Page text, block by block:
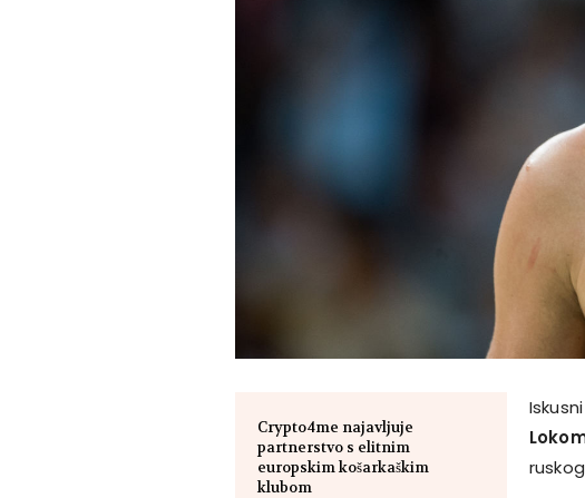
Crypto4me najavljuje
partnerstvo s elitnim
europskim košarkaškim
klubom